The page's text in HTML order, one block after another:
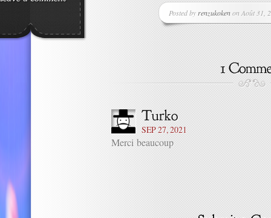
Posted by renzukokenon Août 31,
SEP 27, 2021
Merci beaucoup